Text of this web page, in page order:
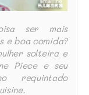
ser mais
e boa comida?
solteira e
Piece e seu
requintado